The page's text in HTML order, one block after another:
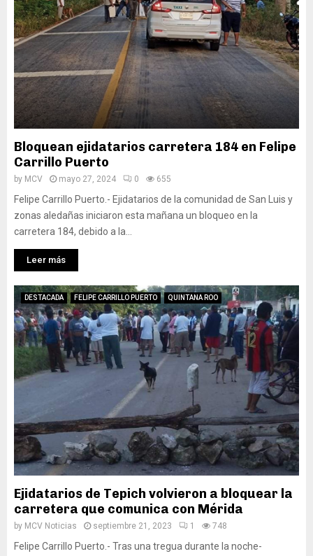
Bloquean ejidatarios carretera 184 en Felipe
Carrillo Puerto
by MCV mayo 27, 2024 0 655
Felipe Carrillo Puerto.- Ejidatarios de la comunidad de San Luis y
zonas aledañas iniciaron esta mañana un bloqueo en la
carretera 184, debido a la...
Leer más
DESTACADA FELIPE CARRILLO PUERTO QUINTANA ROO
Ejidatarios de Tepich volvieron a bloquear la
carretera que comunica con Mérida
by MCV Noticias septiembre 21, 2023 1 748
Felipe Carrillo Puerto.- Tras una tregua durante la noche-